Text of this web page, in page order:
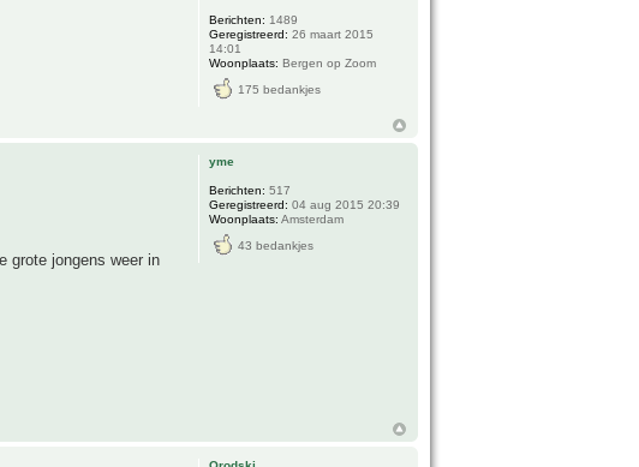
Berichten: 1489
Geregistreerd: 26 maart 2015
14:01
Woonplaats: Bergen op Zoom
175 bedankjes
grote jongens weer in
yme
Berichten: 517
Geregistreerd: 04 aug 2015 20:39
Woonplaats: Amsterdam
43 bedankjes